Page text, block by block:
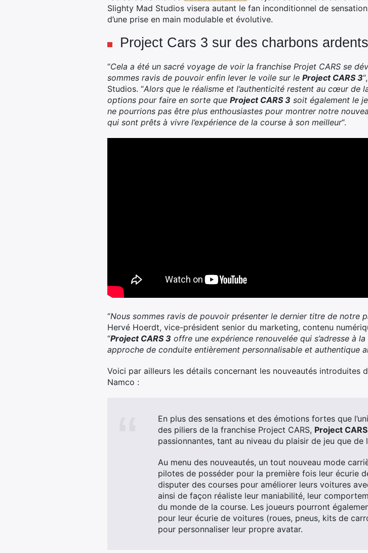
Slighty Mad Studios visera autant le fan inconditionnel de
d’une prise en main modulable et évolutive.
Project Cars 3 sur des charbons
“Cela a été un sacré voyage de voir la franchise Projet CARS se
sommes ravis de pouvoir enfin lever le voile sur le Project CARS 3
Studios. “Alors que le réalisme et l’authenticité restent au cœur de
options pour faire en sorte que Project CARS 3 soit également le
ne pourrions pas être plus enthousiastes pour montrer notre
qui sont prêts à vivre l’expérience de la course à son meilleur“.
“Nous sommes ravis de pouvoir présenter le dernier titre de notre
Hervé Hoerdt, vice-président senior du marketing, contenu
“Project CARS 3 offre une expérience renouvelée qui s’adresse à
approche de conduite entièrement personnalisable et authentique
Voici par ailleurs les détails concernant les nouveautés introduites
Namco :
En plus des sensations et des émotions fortes que
des piliers de la franchise Project CARS, Project
passionnantes, tant au niveau du plaisir de jeu que de
Au menu des nouveautés, un tout nouveau mode
pilotes de posséder pour la première fois leur écurie
disputer des courses pour améliorer leurs voitures
ainsi de façon réaliste leur maniabilité, leur
du monde de la course. Les joueurs pourront
pour leur écurie de voitures (roues, pneus, kits de
pour personnaliser leur propre avatar.